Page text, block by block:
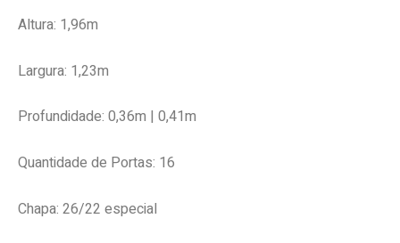
Altura: 1,96m
Largura: 1,23m
Profundidade: 0,36m | 0,41m
Quantidade de Portas: 16
Chapa: 26/22 especial